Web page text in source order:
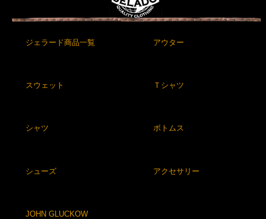
ジェラード商品一覧 アウター
スウェット Ｔシャツ
シャツ ボトムス
シューズ アクセサリー
JOHN GLUCKOW